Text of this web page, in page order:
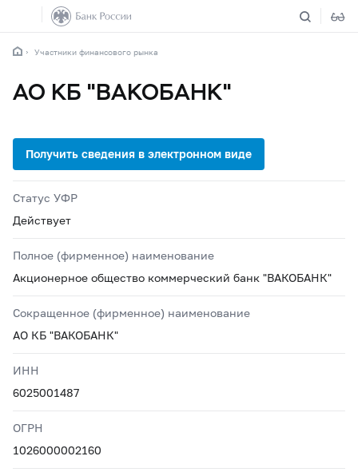
Участники финансового рынка
АО КБ "ВАКОБАНК"
Статус УФР
Действует
Полное (фирменное) наименование
Акционерное общество коммерческий банк "ВАКОБАНК"
Сокращенное (фирменное) наименование
АО КБ "ВАКОБАНК"
ИНН
6025001487
ОГРН
1026000002160